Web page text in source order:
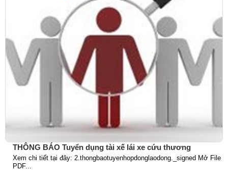
THÔNG BÁO Tuyển dụng tài xế lái xe cứu thương
Xem chi tiết tại đây: 2.thongbaotuyenhopdonglaodong._signed Mở File
PDF...